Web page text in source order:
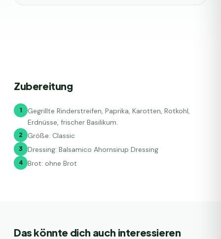
Zubereitung
1
Gegrillte Rinderstreifen, Paprika, Karotten, Rotkohl,
Erdnüsse, frischer Basilikum.
2 Größe: Classic
3 Dressing: Balsamico Ahornsirup Dressing
4 Brot: ohne Brot
Das könnte dich auch interessieren